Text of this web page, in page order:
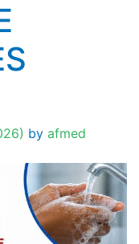
by afmed